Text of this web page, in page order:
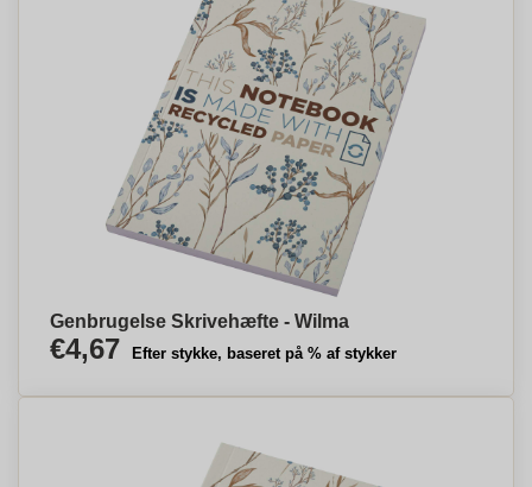
Genbrugelse Skrivehæfte - Wilma
€4,67 Efter stykke, baseret på % af stykker